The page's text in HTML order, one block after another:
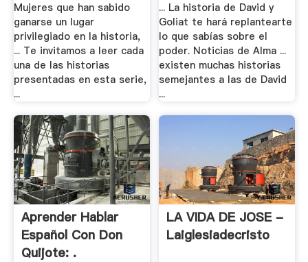
Mujeres que han sabido
ganarse un lugar
privilegiado en la historia,
... Te invitamos a leer cada
una de las historias
presentadas en esta serie,
...
... La historia de David y
Goliat te hará replantearte
lo que sabías sobre el
poder. Noticias de Alma ...
existen muchas historias
semejantes a las de David
...
Aprender Hablar
Español Con Don
Quijote: .
LA VIDA DE JOSE -
Laiglesiadecristo